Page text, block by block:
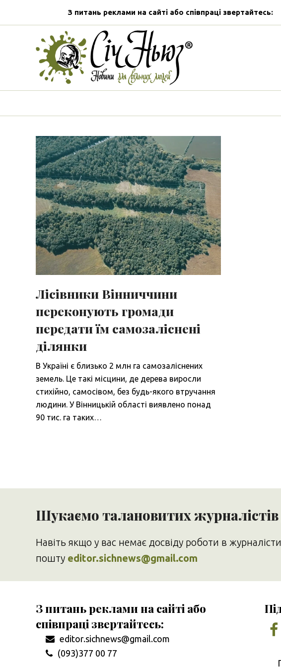
З питань реклами на сайті або співпраці звертайтесь:
Лісівники Вінниччини
переконують громади
передати їм самозаліснені
ділянки
В Україні є близько 2 млн га самозаліснених
земель. Це такі місцини, де дерева виросли
стихійно, самосівом, без будь-якого втручання
людини. У Вінницькій області виявлено понад
90 тис. га таких…
Шукаємо талановитих журналістів
Навіть якщо у вас немає досвіду роботи в
пошту editor.sichnews@gmail.com
З питань реклами на сайті або
співпраці звертайтесь:
editor.sichnews@gmail.com
(093)377 00 77